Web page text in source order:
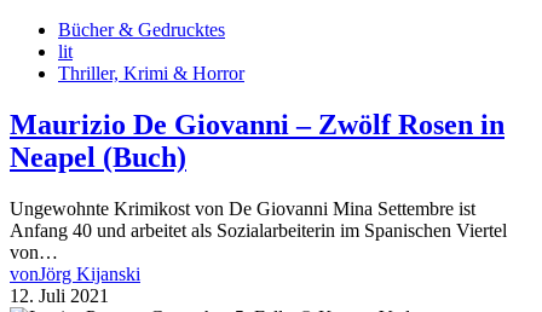
Bücher & Gedrucktes
lit
Thriller, Krimi & Horror
Maurizio De Giovanni – Zwölf Rosen in
Neapel (Buch)
Ungewohnte Krimikost von De Giovanni Mina Settembre ist
Anfang 40 und arbeitet als Sozialarbeiterin im Spanischen Viertel
von…
vonJörg Kijanski
12. Juli 2021